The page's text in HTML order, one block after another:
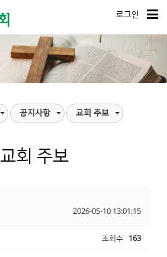
로그인
공지사항 교회 주보
교회 주보
2026-05-10 13:01:15
조회수 163